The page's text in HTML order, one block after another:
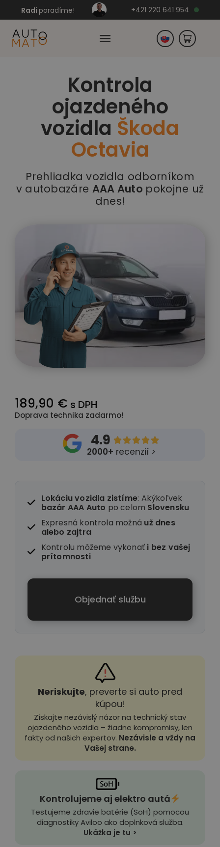
Radi poradíme! +421 220 641 954
Kontrola
ojazdeného
vozidla Škoda
Octavia
Prehliadka vozidla odborníkom
v autobazáre AAA Auto pokojne už
dnes!
189,90 € s DPH
Doprava technika zadarmo!
4.9 
2000+ recenzií >
Lokáciu vozidla zistíme: Akýkoľvek
bazár AAA Auto po celom Slovensku
Expresná kontrola možná už dnes
alebo zajtra
Kontrolu môžeme vykonať i bez vašej
prítomnosti
Objednať službu
Neriskujte, preverte si auto pred
kúpou!
Získajte nezávislý názor na technický stav
ojazdeného vozidla – žiadne kompromisy, len
fakty od našich expertov. Nezávisle a vždy na
Vašej strane.
Kontrolujeme aj elektro autá
Testujeme zdravie batérie (SoH) pomocou
diagnostiky Aviloo ako doplnková služba.
Ukážka je tu >